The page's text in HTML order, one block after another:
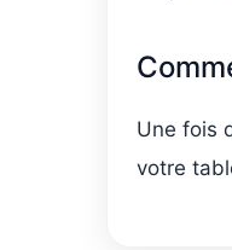
Une fois
votre